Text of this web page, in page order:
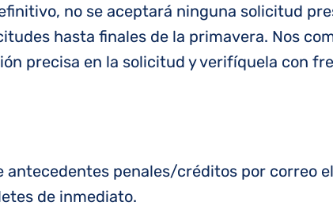
no se aceptará ninguna solicitud
hasta finales de la primavera. Nos
precisa en la solicitud y verifíquela con
antecedentes penales/créditos por correo
de inmediato.